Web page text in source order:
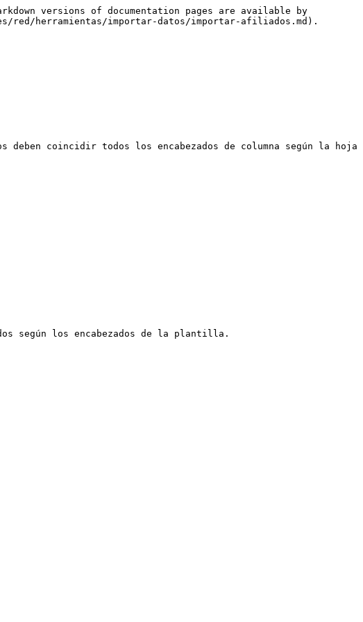
versions of documentation pages are available by
red/herramientas/importar-datos/importar-afiliados.md).
coincidir todos los encabezados de columna según la hoja
según los encabezados de la plantilla.